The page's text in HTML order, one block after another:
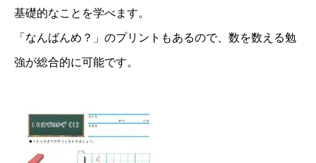
基礎的なことを学べます。
「なんばんめ？」のプリントもあるので、数を数える勉
強が総合的に可能です。